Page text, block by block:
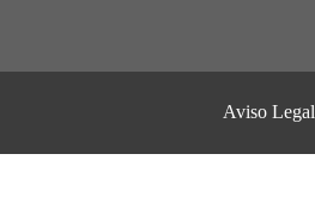
Aviso Legal